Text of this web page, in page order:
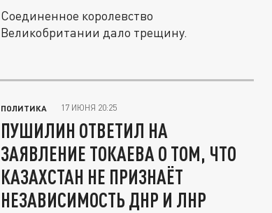
Соединенное королевство
Великобритании дало трещину.
ПОЛИТИКА 17 ИЮНЯ 20:25
ПУШИЛИН ОТВЕТИЛ НА
ЗАЯВЛЕНИЕ ТОКАЕВА О ТОМ, ЧТО
КАЗАХСТАН НЕ ПРИЗНАЁТ
НЕЗАВИСИМОСТЬ ДНР И ЛНР